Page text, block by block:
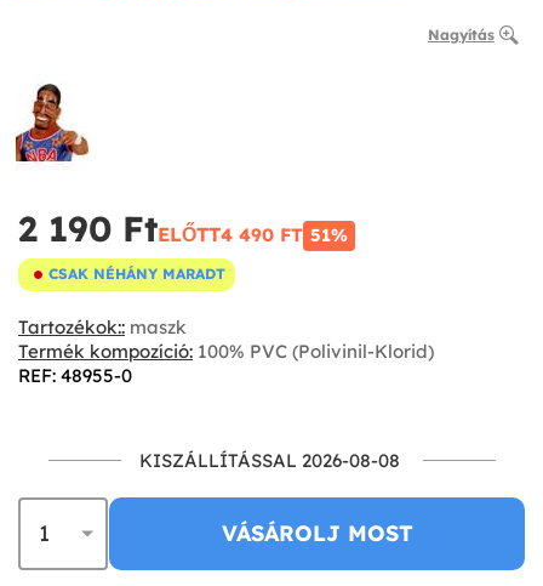
Nagyítás
2 190 Ft‎ELŐTT4 490 FT‎ 51%
CSAK NÉHÁNY MARADT
Tartozékok:: maszk
Termék kompozíció: 100% PVC (Polivinil-Klorid)
REF: 48955-0
KISZÁLLÍTÁSSAL 2026-08-08
VÁSÁROLJ MOST